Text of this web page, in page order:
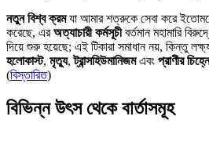
নতুন বিশ্ব ক্রমযা আমার শত্রুকে সেবা করে
করেছে, এরঅত্যাচারী কর্মসূচীবর্তমান মহামারি
দিয়ে শুরু হয়েছে; এই টিকারা সমাধান নয়, কিন্তু
হলোকাস্ট, মৃত্যু,ট্রান্সহিউমানিজমএবং প্রাণীর
(বিস্তারিত)
বিভিন্ন উৎস থেকে বার্তাসমূহ